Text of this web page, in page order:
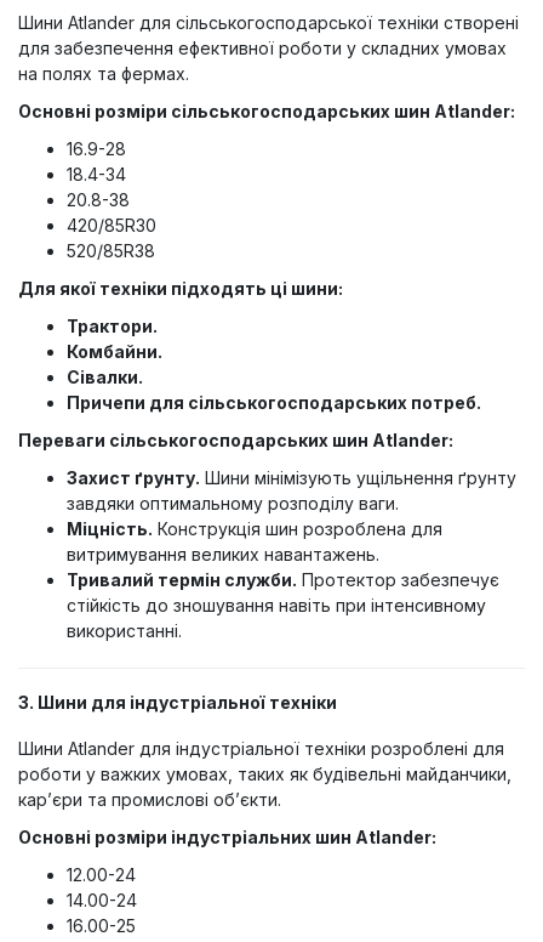
Шини Atlander для сільськогосподарської техніки створені
для забезпечення ефективної роботи у складних умовах
на полях та фермах.
Основні розміри сільськогосподарських шин Atlander:
16.9-28
18.4-34
20.8-38
420/85R30
520/85R38
Для якої техніки підходять ці шини:
Трактори.
Комбайни.
Сівалки.
Причепи для сільськогосподарських потреб.
Переваги сільськогосподарських шин Atlander:
Захист ґрунту. Шини мінімізують ущільнення ґрунту
завдяки оптимальному розподілу ваги.
Міцність. Конструкція шин розроблена для
витримування великих навантажень.
Тривалий термін служби. Протектор забезпечує
стійкість до зношування навіть при інтенсивному
використанні.
3. Шини для індустріальної техніки
Шини Atlander для індустріальної техніки розроблені для
роботи у важких умовах, таких як будівельні майданчики,
кар’єри та промислові об’єкти.
Основні розміри індустріальних шин Atlander:
12.00-24
14.00-24
16.00-25